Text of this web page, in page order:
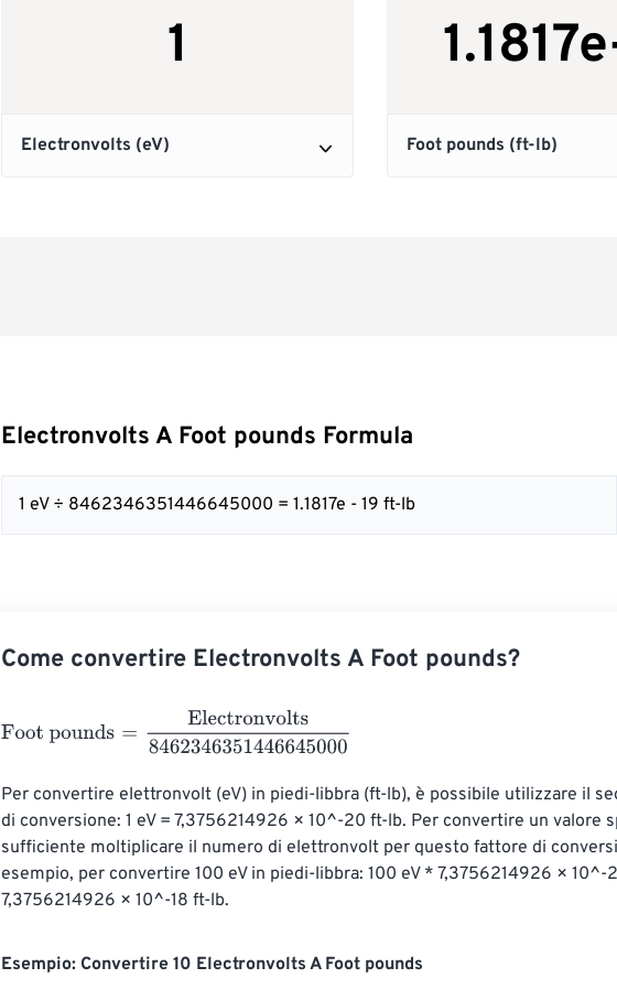
Electronvolts A Foot pounds Formula
1 eV ÷ 8462346351446645000 = 1.1817e - 19 ft-lb
Come convertire Electronvolts A Foot pounds?
Foot pounds = Electronvolts8462346351446645000
Per convertire elettronvolt (eV) in piedi-libbra (ft-lb), è possibile utilizzare il
di conversione: 1 eV = 7,3756214926 × 10^-20 ft-lb. Per convertire un valore
sufficiente moltiplicare il numero di elettronvolt per questo fattore di
esempio, per convertire 100 eV in piedi-libbra: 100 eV * 7,3756214926 × 10^-
7,3756214926 × 10^-18 ft-lb.
Esempio: Convertire 10 Electronvolts A Foot pounds